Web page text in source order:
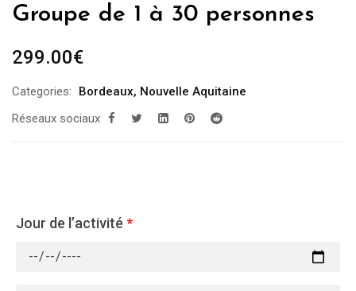
Groupe de 1 à 30 personnes
299.00€
Categories: Bordeaux, Nouvelle Aquitaine
Réseaux sociaux
Jour de l’activité *